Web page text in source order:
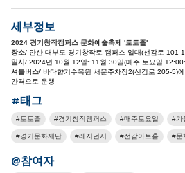
세부정보
2024 경기창작캠퍼스 문화예술축제 '토토즐'
장소/ 안산 대부도 경기창작로 캠퍼스 일대(선감로 101-
일시 / 2024년 10월 12일~11월 30일(매주 토요일
셔틀버스/ 바다향기수목원 서문주차장2(선감로 205-5)
간격으로 운행
#태그
토토즐 경기창작캠퍼스 매주토요일 가
경기문화재단 레지던시 선감아트홀 문
@참여자